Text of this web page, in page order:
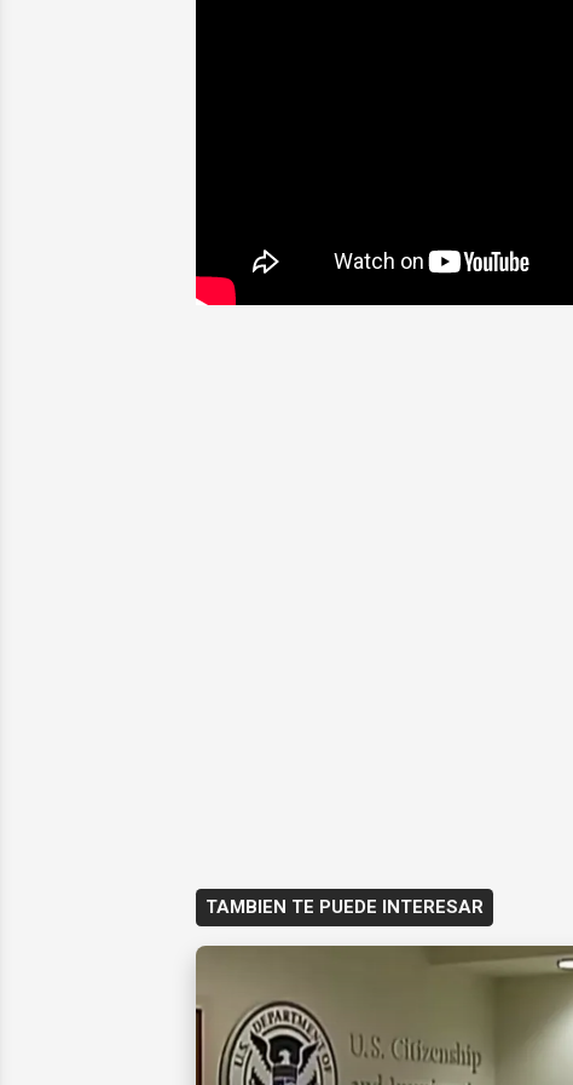
TAMBIEN TE PUEDE INTERESAR